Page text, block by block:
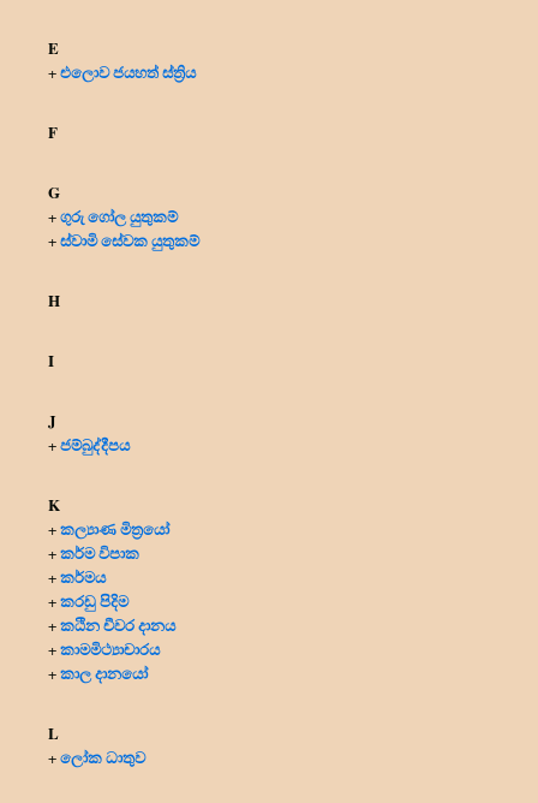
E
+එලොව ජයහත් ස්ත්‍රිය
F
G
+ගුරු ගෝල යුතුකම්
+ස්වාමි සේවක යුතුකම්
H
I
J
+ජම්බුද්දීපය
K
+කල්‍යාණ මිත්‍රයෝ
+කර්ම විපාක
+කර්මය
+කරඩු පිදිම
+කඨින චීවර දානය
+කාමමිථ්‍යාචාරය
+කාල දානයෝ
L
+ලෝක ධාතුව